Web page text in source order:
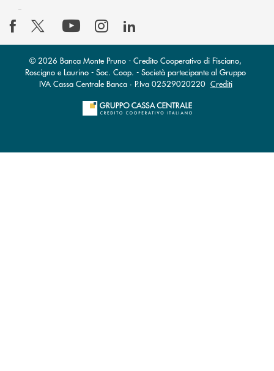
© 2026 Banca Monte Pruno - Credito Cooperativo di Fisciano,
Roscigno e Laurino - Soc. Coop. - Società partecipante al Gruppo
IVA Cassa Centrale Banca · P.Iva 02529020220 Crediti